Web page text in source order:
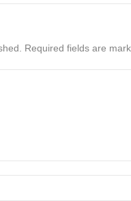
Required fields are